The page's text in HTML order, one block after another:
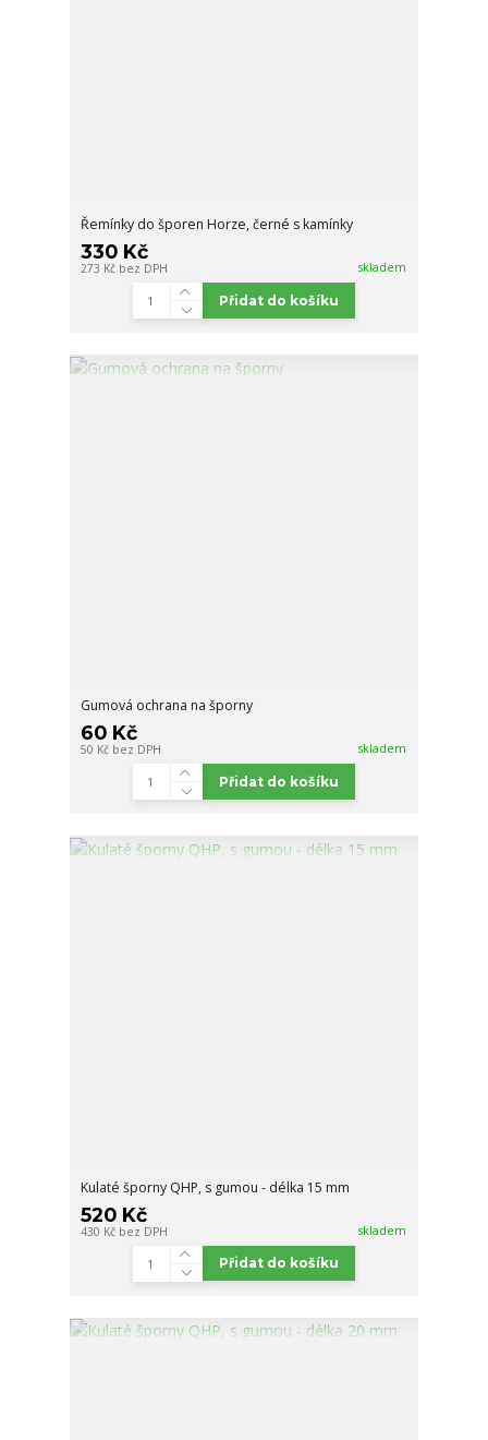
Řemínky do šporen Horze, černé s kamínky
330 Kč
273 Kč bez DPH skladem
Přidat do košíku
Gumová ochrana na šporny
60 Kč
50 Kč bez DPH skladem
Přidat do košíku
Kulaté šporny QHP, s gumou - délka 15 mm
520 Kč
430 Kč bez DPH skladem
Přidat do košíku